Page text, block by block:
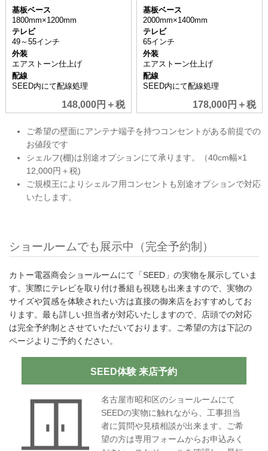
基板ベース
1800mm×1200mm
テレビ
49～55インチ
外装
エアストーン仕上げ
配線
SEED内にて配線処理
148,000円＋税
基板ベース
2000mm×1400mm
テレビ
65インチ
外装
エアストーン仕上げ
配線
SEED内にて配線処理
178,000円＋税
ご希望の壁面にアンテナ端子を持つコンセントがある前提での
お値段です
シェルフ(棚)は別途オプションにて承ります。（40cm幅×1
12,000円＋税)
ご規模王によりシェルフ用コンセントも別途オプションで対応
いたします。
ショールームでも展示中（完全予約制）
カトー電器商会ショールームにて「SEED」の実物を展示していま
す。実際にテレビを取り付け番組も視聴も出来ますので、実物の
サイズや質感を体験されたい方は直接の御来店をおすすめしてお
ります。最も詳しい担当者が対応いたしますので、店頭での対応
は完全予約制とさせていただいております。ご希望の方は下記の
ページよりご予約ください。
SEED体験 来店予約
名古屋市昭和区のショールームにて
SEEDの実物に触れながら、工事担当
者に質問や見積相談が出来ます。ご希
望の方は専用フォームからお申込みく